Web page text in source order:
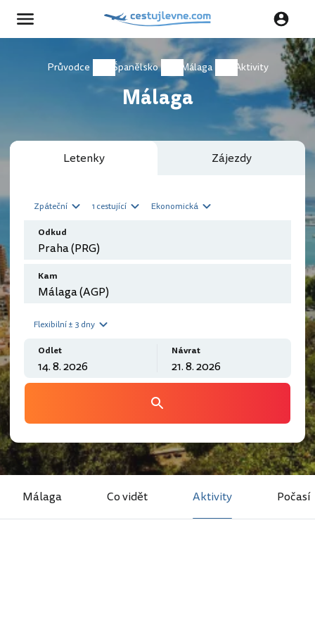
Průvodce Španělsko Málaga Aktivity
Málaga
Letenky Zájezdy
Zpáteční 1 cestující Ekonomická
Odkud
Kam
Flexibilní ± 3 dny
Odlet Návrat
Málaga Co vidět Aktivity Počasí